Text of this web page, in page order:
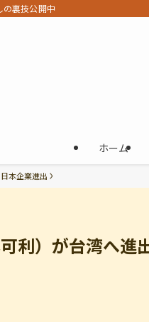
裏技公開中
ホーム
日本企業進出
利）が台湾へ進